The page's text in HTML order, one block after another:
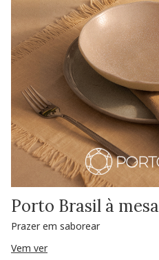
Porto Brasil à mesa
Prazer em saborear
Vem ver